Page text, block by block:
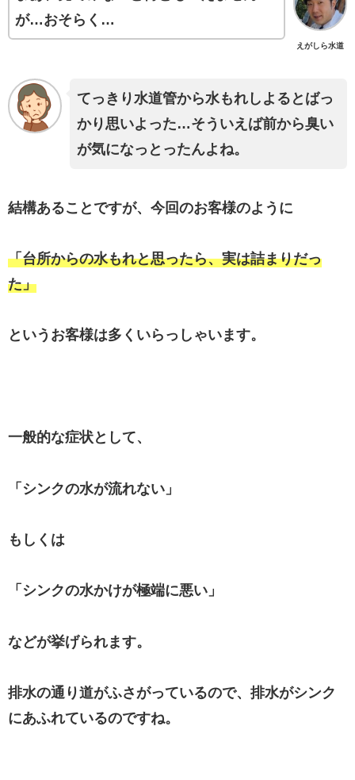
えがしら水道
が…おそらく…
てっきり水道管から水もれしよるとばっ
かり思いよった…そういえば前から臭い
が気になっとったんよね。
結構あることですが、今回のお客様のように
「台所からの水もれと思ったら、実は詰まりだっ
た」
というお客様は多くいらっしゃいます。
一般的な症状として、
「シンクの水が流れない」
もしくは
「シンクの水かけが極端に悪い」
などが挙げられます。
排水の通り道がふさがっているので、排水がシンク
にあふれているのですね。